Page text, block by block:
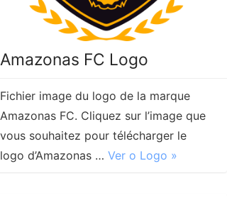
Amazonas FC Logo
Fichier image du logo de la marque
Amazonas FC. Cliquez sur l’image que
vous souhaitez pour télécharger le
logo d’Amazonas … Ver o Logo »